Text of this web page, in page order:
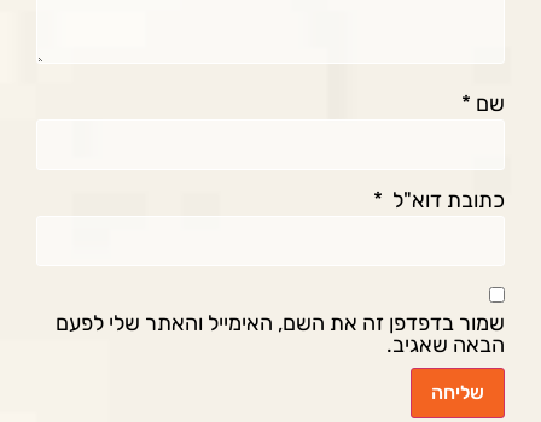
שם *
כתובת דוא"ל *
שמור בדפדפן זה את השם, האימייל והאתר שלי לפעם
הבאה שאגיב.